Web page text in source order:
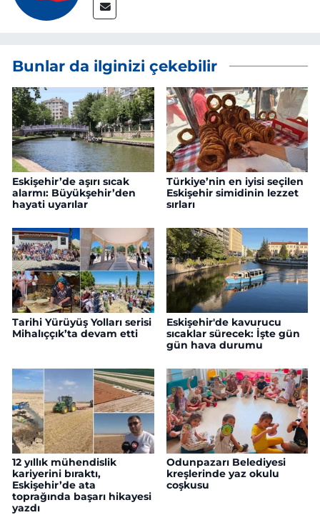
Bunlar da ilginizi çekebilir
Eskişehir’de aşırı sıcak
alarmı: Büyükşehir’den
hayati uyarılar
Türkiye’nin en iyisi seçilen
Eskişehir simidinin lezzet
sırları
Tarihi Yürüyüş Yolları serisi
Mihalıççık’ta devam etti
Eskişehir'de kavurucu
sıcaklar sürecek: İşte gün
gün hava durumu
12 yıllık mühendislik
kariyerini bıraktı,
Eskişehir’de ata
toprağında başarı hikayesi
yazdı
Odunpazarı Belediyesi
kreşlerinde yaz okulu
coşkusu